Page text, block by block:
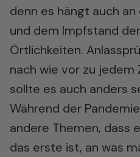
denn es hängt auch
und dem Impfstand
Örtlichkeiten.
nach wie vor zu
sollte es auch anders
Während der
andere Themen, dass
das erste ist, an was